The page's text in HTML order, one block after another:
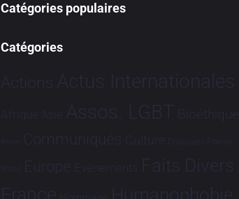
Catégories populaires
Catégories
Actions Actus Internationales
Afrique Asie Assos. LGBT Bioéthique
Brève Communiqués Culture Dialogues France-
Brésil Europe Evénements Faits Divers
Humanophobie